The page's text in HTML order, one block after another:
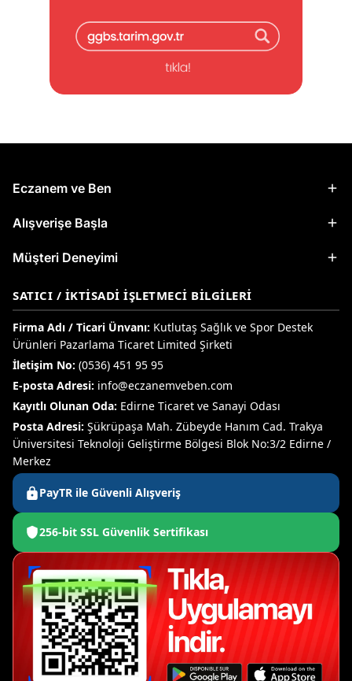
Eczanem ve Ben
Alışverişe Başla
Müşteri Deneyimi
SATICI / İKTISADI İŞLETMECI BILGILERI
Firma Adı / Ticari Ünvanı: Kutlutaş Sağlık ve Spor Destek
Ürünleri Pazarlama Ticaret Limited Şirketi
İletişim No: (0536) 451 95 95
E-posta Adresi: info@eczanemveben.com
Kayıtlı Olunan Oda: Edirne Ticaret ve Sanayi Odası
Posta Adresi: Şükrüpaşa Mah. Zübeyde Hanım Cad. Trakya
Üniversitesi Teknoloji Geliştirme Bölgesi Blok No:3/2 Edirne /
Merkez
PayTR ile Güvenli Alışveriş
256-bit SSL Güvenlik Sertifikası